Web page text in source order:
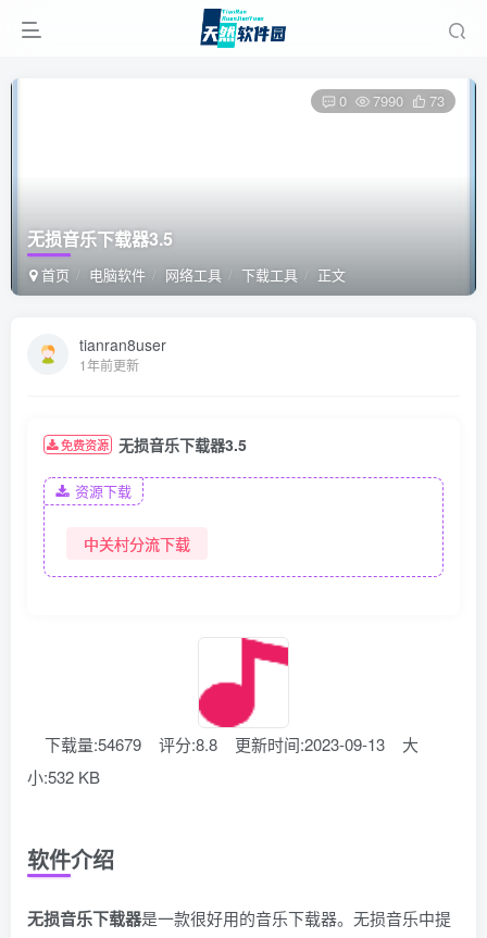
无损音乐下载器3.5
首页 电脑软件 网络工具 下载工具 正文
0 7990 73
tianran8user
1年前更新
免费资源 无损音乐下载器3.5
资源下载
中关村分流下载
下载量:54679 评分:8.8 更新时间:2023-09-13
大
小:532 KB
软件介绍
无损音乐下载器是一款很好用的音乐下载器。无损音乐中提